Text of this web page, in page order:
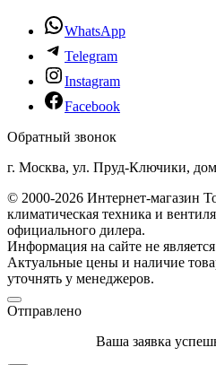
WhatsApp
Telegram
Instagram
Facebook
Обратный звонок
г. Москва, ул. Пруд-Ключики,
© 2000-2026 Интернет-магазин
климатическая техника и
официального дилера.
Информация на сайте не
Актуальные цены и наличие
уточнять у менеджеров.
Отправлено
Ваша заявка